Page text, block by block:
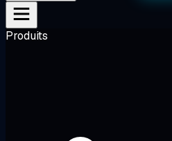
Produits